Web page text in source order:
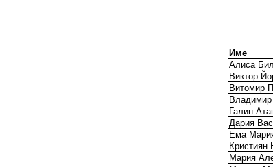
Име
Алиса
Виктор
Витомир
Галин
Дария
Ема
Кристиян
Мария